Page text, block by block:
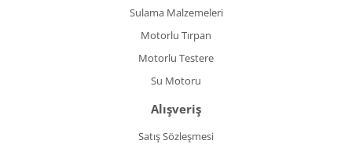
Sulama Malzemeleri
Motorlu Tırpan
Motorlu Testere
Su Motoru
Alışveriş
Satış Sözleşmesi